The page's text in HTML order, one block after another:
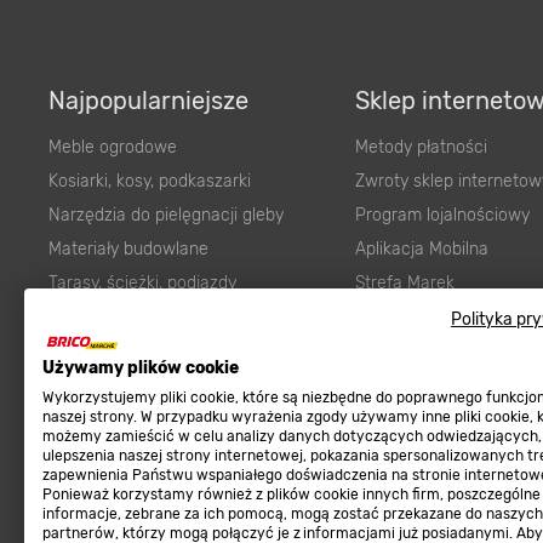
Polityka
Używamy plików cookie
Wykorzystujemy pliki cookie, które są niezbędne do poprawnego
naszej strony. W przypadku wyrażenia zgody używamy inne pliki cookie,
możemy zamieścić w celu analizy danych dotyczących odwiedzających,
ulepszenia naszej strony internetowej, pokazania spersonalizowanych
zapewnienia Państwu wspaniałego doświadczenia na stronie
Ponieważ korzystamy również z plików cookie innych firm, poszczególne
informacje, zebrane za ich pomocą, mogą zostać przekazane do naszych
partnerów, którzy mogą połączyć je z informacjami już posiadanymi.
Najpopularniejsze
Meble ogrodowe
Kosiarki, kosy, podkaszarki
Narzędzia do pielęgnacji gleby
Materiały budowlane
Tarasy, ścieżki, podjazdy
Karma dla psa
Farby wewnętrzne białe
Elektryka
Panele
Elektronarzędzia
Sklep
Metody płatności
Zwroty sklep
Program lojalnościowy
Aplikacja Mobilna
Strefa Marek
zgodności towaru z
Program Brico PRO
Regulaminy